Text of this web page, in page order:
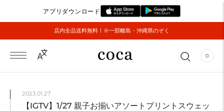
アプリダウンロード
店内全品送料無料！※一部離島・沖縄県のぞく
0
2023.01.27
【IGTV】1/27 親子お揃いアソートプリントスウェッ